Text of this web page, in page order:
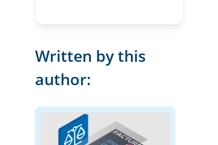
Written by this
author: